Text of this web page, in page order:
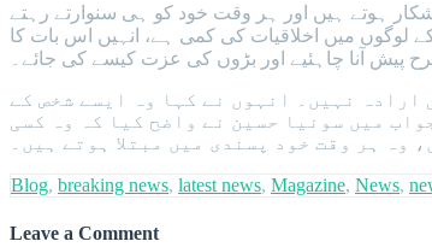
ہوتے ہیں اور ہر وقت خود کو ہی سنوارتے رہتے
لوگوں میں اخلاقیات کی کمی ہے، انہیں اس بات کا
پیش آنا چاہئیے اور بڑوں کی عزت کیسے کی جائے۔
نہیں۔ انہوں نے کہا وہ ایسے شخص کے
میں سونیا حسین نے واضح کیا کہ وہ کسی
ہر وقت خود پسندی میں مبتلا ہوتے ہیں۔
Blog, breaking news, latest news, Magazine, News,
Leave a Comment